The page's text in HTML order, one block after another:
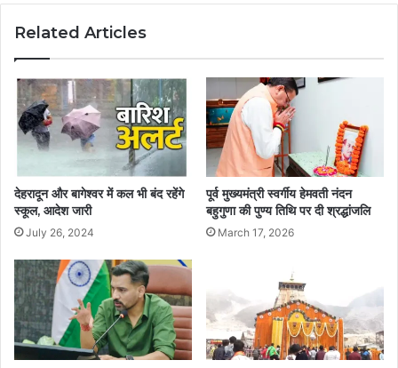
Related Articles
देहरादून और बागेश्वर में कल भी बंद रहेंगे
स्कूल, आदेश जारी
July 26, 2024
पूर्व मुख्यमंत्री स्वर्गीय हेमवती नंदन
बहुगुणा की पुण्य तिथि पर दी श्रद्धांजलि
March 17, 2026